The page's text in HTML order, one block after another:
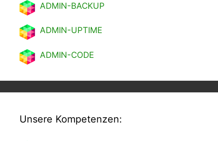
ADMIN-BACKUP
ADMIN-UPTIME
ADMIN-CODE
Unsere Kompetenzen: